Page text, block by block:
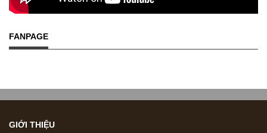
FANPAGE
GIỚI THIỆU